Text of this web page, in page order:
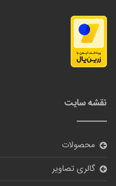
نقشه سایت
محصولات
گالری تصاویر